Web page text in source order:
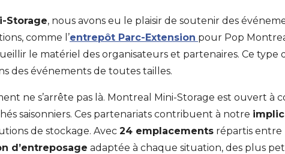
Storage, nous avons eu le plaisir de soutenir des
comme l’entrepôt Parc-Extension pour Pop
le matériel des organisateurs et partenaires. Ce
des événements de toutes tailles.
ne s’arrête pas là. Montreal Mini-Storage est ouvert
saisonniers. Ces partenariats contribuent à notre
de stockage. Avec 24 emplacements répartis entre
d’entreposage adaptée à chaque situation, des plus